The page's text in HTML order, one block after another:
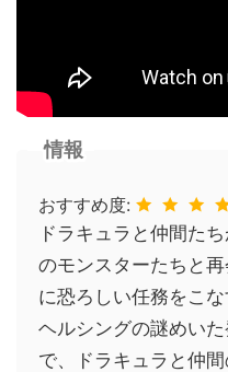
情報
おすすめ度:
ドラキュラと仲間た
のモンスターたちと
に恐ろしい任務をこ
ヘルシングの謎めい
で、ドラキュラと仲